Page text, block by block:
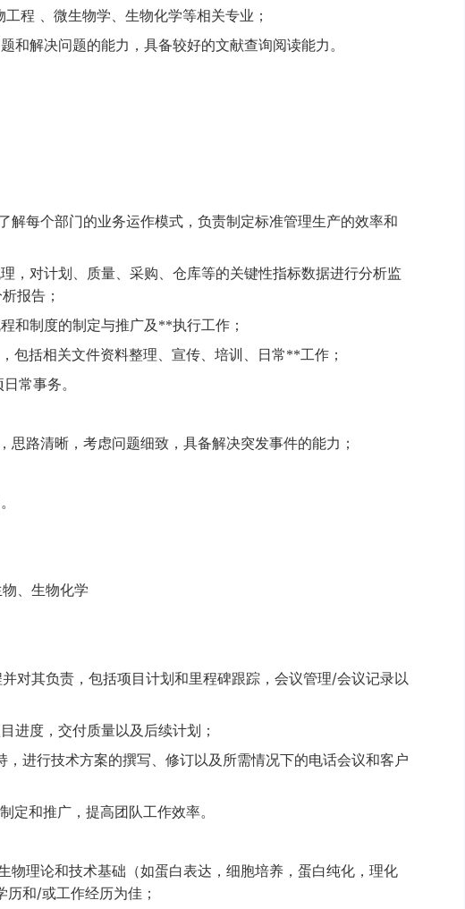
工程 、微生物学、生物化学等相关专业；
和解决问题的能力，具备较好的文献查询阅读能力。
解每个部门的业务运作模式，负责制定标准管理生产的效率和
，对计划、质量、采购、仓库等的关键性指标数据进行分析监
报告；
和制度的制定与推广及**执行工作；
包括相关文件资料整理、宣传、培训、日常**工作；
常事务。
思路清晰，考虑问题细致，具备解决突发事件的能力；
、生物化学
对其负责，包括项目计划和里程碑跟踪，会议管理/会议记录以
进度，交付质量以及后续计划；
进行技术方案的撰写、修订以及所需情况下的电话会议和客户
定和推广，提高团队工作效率。
物理论和技术基础（如蛋白表达，细胞培养，蛋白纯化，理化
历和/或工作经历为佳；